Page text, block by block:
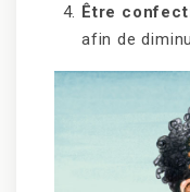
Être
afin de